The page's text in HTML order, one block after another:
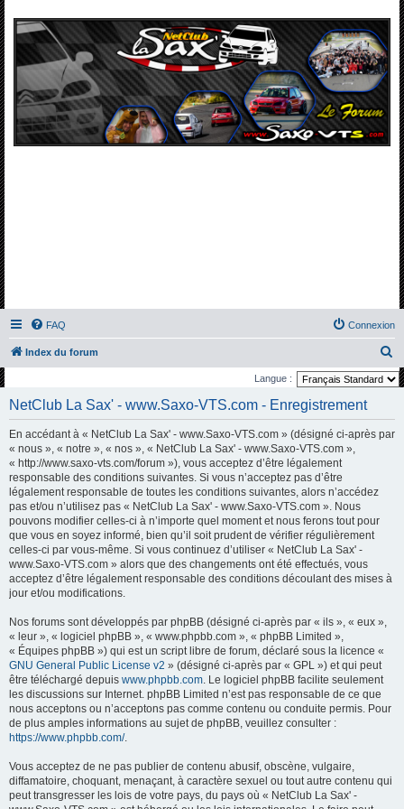
FAQ Connexion
Index du forum
e
Langue :
NetClub La Sax' - www.Saxo-VTS.com - Enregistrement
En accédant à « NetClub La Sax' - www.Saxo-VTS.com » (désigné ci-après par
« nous », « notre », « nos », « NetClub La Sax' - www.Saxo-VTS.com »,
« http://www.saxo-vts.com/forum »), vous acceptez d’être légalement
responsable des conditions suivantes. Si vous n’acceptez pas d’être
légalement responsable de toutes les conditions suivantes, alors n’accédez
pas et/ou n’utilisez pas « NetClub La Sax' - www.Saxo-VTS.com ». Nous
pouvons modifier celles-ci à n’importe quel moment et nous ferons tout pour
que vous en soyez informé, bien qu’il soit prudent de vérifier régulièrement
celles-ci par vous-même. Si vous continuez d’utiliser « NetClub La Sax' -
www.Saxo-VTS.com » alors que des changements ont été effectués, vous
acceptez d’être légalement responsable des conditions découlant des mises à
jour et/ou modifications.
Nos forums sont développés par phpBB (désigné ci-après par « ils », « eux »,
« leur », « logiciel phpBB », « www.phpbb.com », « phpBB Limited »,
« Équipes phpBB ») qui est un script libre de forum, déclaré sous la licence «
GNU General Public License v2 » (désigné ci-après par « GPL ») et qui peut
être téléchargé depuis www.phpbb.com. Le logiciel phpBB facilite seulement
les discussions sur Internet. phpBB Limited n’est pas responsable de ce que
nous acceptons ou n’acceptons pas comme contenu ou conduite permis. Pour
de plus amples informations au sujet de phpBB, veuillez consulter :
https://www.phpbb.com/.
Vous acceptez de ne pas publier de contenu abusif, obscène, vulgaire,
diffamatoire, choquant, menaçant, à caractère sexuel ou tout autre contenu qui
peut transgresser les lois de votre pays, du pays où « NetClub La Sax' -